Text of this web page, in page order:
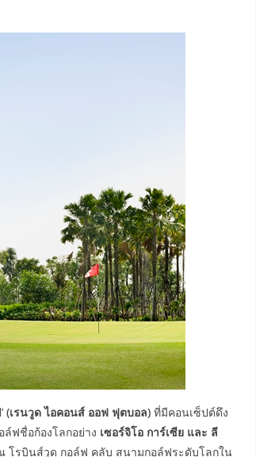
(เรนวูด ไอคอนส์ ออฟ ฟุตบอล) ที่มีคอนเซ็ปต์ดึง
ฟชื่อก้องโลกอย่าง เซอร์จิโอ การ์เซีย และ ลี
โรบินส์วูด กอล์ฟ คลับ สนามกอล์ฟระดับโลกใน